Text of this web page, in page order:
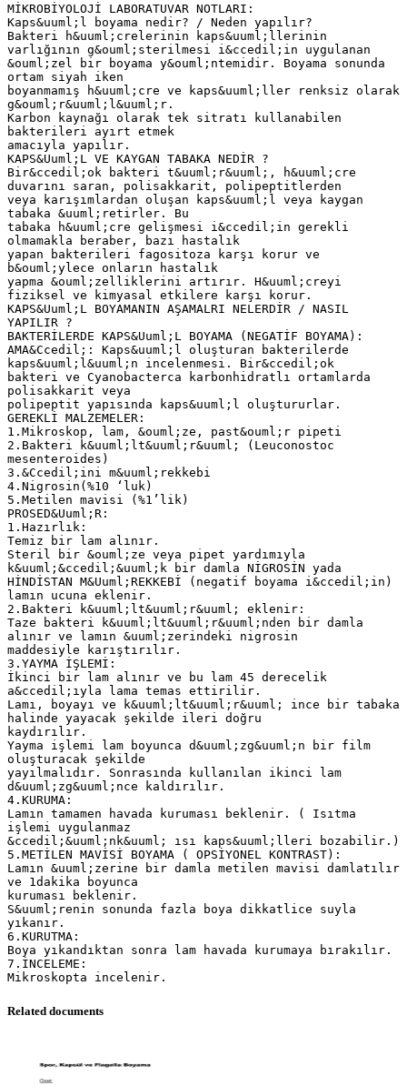
MİKROBİYOLOJİ LABORATUVAR NOTLARI:
Kaps&uuml;l boyama nedir? / Neden yapılır?
Bakteri h&uuml;crelerinin kaps&uuml;llerinin
varlığının g&ouml;sterilmesi i&ccedil;in uygulanan
&ouml;zel bir boyama y&ouml;ntemidir. Boyama sonunda
ortam siyah iken
boyanmamış h&uuml;cre ve kaps&uuml;ller renksiz olarak
g&ouml;r&uuml;l&uuml;r.
Karbon kaynağı olarak tek sitratı kullanabilen
bakterileri ayırt etmek
amacıyla yapılır.
KAPS&Uuml;L VE KAYGAN TABAKA NEDİR ?
Bir&ccedil;ok bakteri t&uuml;r&uuml;, h&uuml;cre
duvarını saran, polisakkarit, polipeptitlerden
veya karışımlardan oluşan kaps&uuml;l veya kaygan
tabaka &uuml;retirler. Bu
tabaka h&uuml;cre gelişmesi i&ccedil;in gerekli
olmamakla beraber, bazı hastalık
yapan bakterileri fagositoza karşı korur ve
b&ouml;ylece onların hastalık
yapma &ouml;zelliklerini artırır. H&uuml;creyi
fiziksel ve kimyasal etkilere karşı korur.
KAPS&Uuml;L BOYAMANIN AŞAMALRI NELERDİR / NASIL
YAPILIR ?
BAKTERİLERDE KAPS&Uuml;L BOYAMA (NEGATİF BOYAMA):
AMA&Ccedil;: Kaps&uuml;l oluşturan bakterilerde
kaps&uuml;l&uuml;n incelenmesi. Bir&ccedil;ok
bakteri ve Cyanobacterca karbonhidratlı ortamlarda
polisakkarit veya
polipeptit yapısında kaps&uuml;l oluştururlar.
GEREKLİ MALZEMELER:
1.Mikroskop, lam, &ouml;ze, past&ouml;r pipeti
2.Bakteri k&uuml;lt&uuml;r&uuml; (Leuconostoc
mesenteroides)
3.&Ccedil;ini m&uuml;rekkebi
4.Nigrosin(%10 ‘luk)
5.Metilen mavisi (%1’lik)
PROSED&Uuml;R:
1.Hazırlık:
Temiz bir lam alınır.
Steril bir &ouml;ze veya pipet yardımıyla
k&uuml;&ccedil;&uuml;k bir damla NİGROSİN yada
HİNDİSTAN M&Uuml;REKKEBİ (negatif boyama i&ccedil;in)
lamın ucuna eklenir.
2.Bakteri k&uuml;lt&uuml;r&uuml; eklenir:
Taze bakteri k&uuml;lt&uuml;r&uuml;nden bir damla
alınır ve lamın &uuml;zerindeki nigrosin
maddesiyle karıştırılır.
3.YAYMA İŞLEMİ:
İkinci bir lam alınır ve bu lam 45 derecelik
a&ccedil;ıyla lama temas ettirilir.
Lamı, boyayı ve k&uuml;lt&uuml;r&uuml; ince bir tabaka
halinde yayacak şekilde ileri doğru
kaydırılır.
Yayma işlemi lam boyunca d&uuml;zg&uuml;n bir film
oluşturacak şekilde
yayılmalıdır. Sonrasında kullanılan ikinci lam
d&uuml;zg&uuml;nce kaldırılır.
4.KURUMA:
Lamın tamamen havada kuruması beklenir. ( Isıtma
işlemi uygulanmaz
&ccedil;&uuml;nk&uuml; ısı kaps&uuml;lleri bozabilir.)
5.METİLEN MAVİSİ BOYAMA ( OPSİYONEL KONTRAST):
Lamın &uuml;zerine bir damla metilen mavisi damlatılır
ve 1dakika boyunca
kuruması beklenir.
S&uuml;renin sonunda fazla boya dikkatlice suyla
yıkanır.
6.KURUTMA:
Boya yıkandıktan sonra lam havada kurumaya bırakılır.
7.İNCELEME:
Related documents